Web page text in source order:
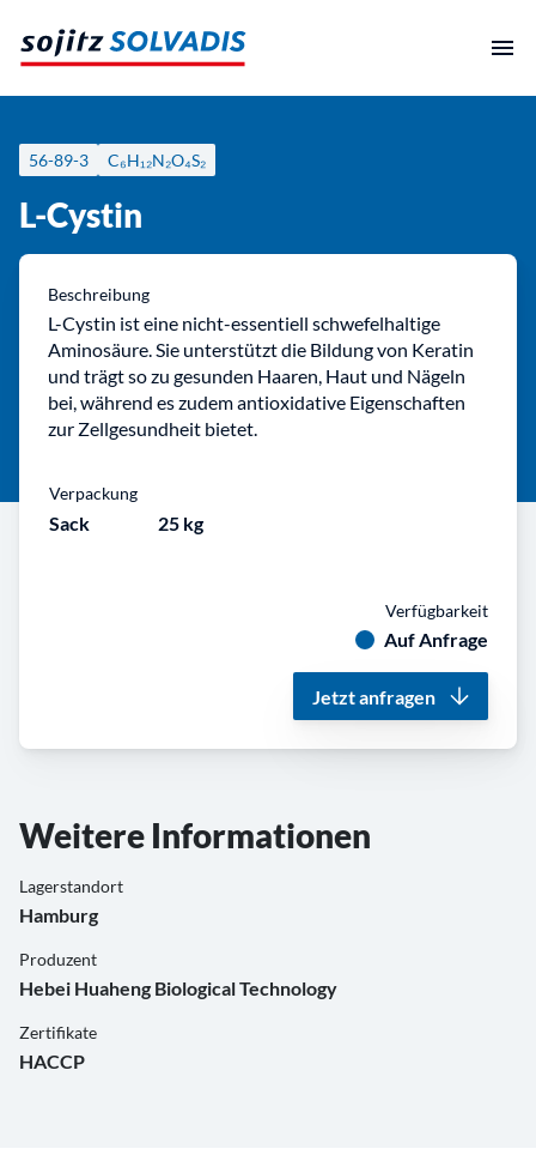
Inhalt
springen
56-89-3 C₆H₁₂N₂O₄S₂
L-Cystin
Beschreibung
L-Cystin ist eine nicht-essentiell schwefelhaltige
Aminosäure. Sie unterstützt die Bildung von Keratin
und trägt so zu gesunden Haaren, Haut und Nägeln
bei, während es zudem antioxidative Eigenschaften
zur Zellgesundheit bietet.
Verpackung
Sack 25 kg
Verfügbarkeit
Auf Anfrage
Jetzt anfragen
Weitere Informationen
Lagerstandort
Hamburg
Produzent
Hebei Huaheng Biological Technology
Zertifikate
HACCP